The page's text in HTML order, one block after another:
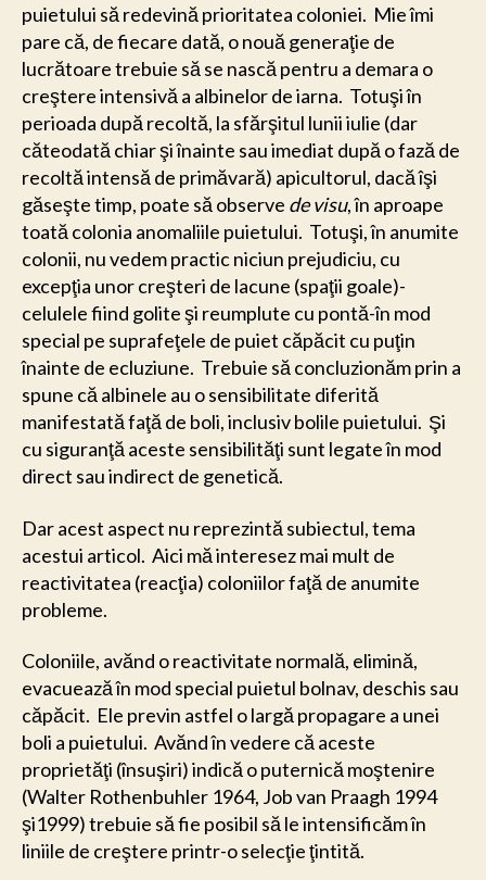
puietului să redevină prioritatea coloniei. Mie îmi
pare că, de fiecare dată, o nouă generaţie de
lucrătoare trebuie să se nască pentru a demara o
creştere intensivă a albinelor de iarna. Totuşi în
perioada după recoltă, la sfărşitul lunii iulie (dar
căteodată chiar şi înainte sau imediat după o fază de
recoltă intensă de primăvară) apicultorul, dacă îşi
găseşte timp, poate să observe de visu, în aproape
toată colonia anomaliile puietului. Totuşi, în anumite
colonii, nu vedem practic niciun prejudiciu, cu
excepţia unor creşteri de lacune (spaţii goale)-
celulele fiind golite şi reumplute cu pontă-în mod
special pe suprafeţele de puiet căpăcit cu puţin
înainte de ecluziune. Trebuie să concluzionăm prin a
spune că albinele au o sensibilitate diferită
manifestată faţă de boli, inclusiv bolile puietului. Şi
cu siguranţă aceste sensibilităţi sunt legate în mod
direct sau indirect de genetică.
Dar acest aspect nu reprezintă subiectul, tema
acestui articol. Aici mă interesez mai mult de
reactivitatea (reacţia) coloniilor faţă de anumite
probleme.
Coloniile, avănd o reactivitate normală, elimină,
evacuează în mod special puietul bolnav, deschis sau
căpăcit. Ele previn astfel o largă propagare a unei
boli a puietului. Avănd în vedere că aceste
proprietăţi (însuşiri) indică o puternică moştenire
(Walter Rothenbuhler 1964, Job van Praagh 1994
şi1999) trebuie să fie posibil să le intensificăm în
liniile de creştere printr-o selecţie ţintită.